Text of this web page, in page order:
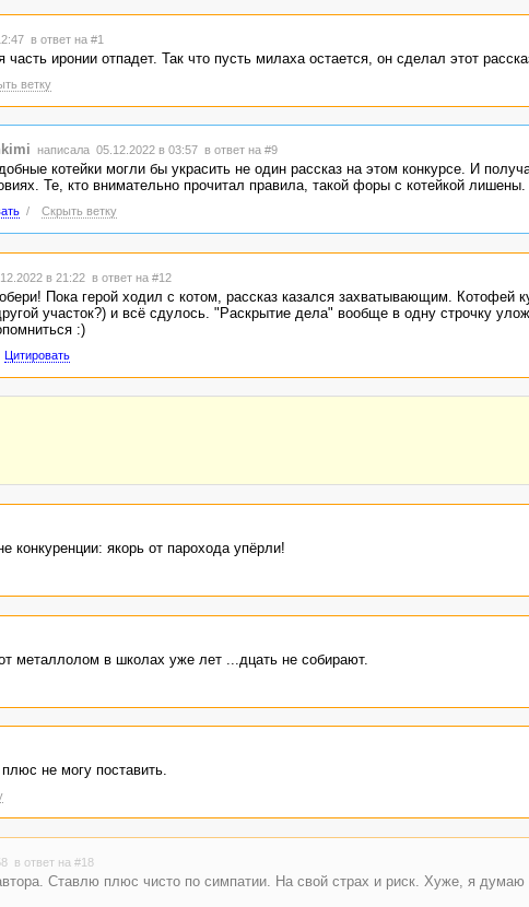
в ответ на #1
иронии отпадет. Так что пусть милаха остается, он сделал этот
ветку
написала 05.12.2022 в 03:57 в ответ на #9
котейки могли бы украсить не один рассказ на этом конкурсе. И
Те, кто внимательно прочитал правила, такой форы с котейкой лишены.
/ Скрыть ветку
в 21:22 в ответ на #12
Пока герой ходил с котом, рассказ казался захватывающим. Котофей
участок?) и всё сдулось. "Раскрытие дела" вообще в одну строчку
:)
Цитировать
конкуренции: якорь от парохода упёрли!
металлолом в школах уже лет ...дцать не собирают.
не могу поставить.
в ответ на #18
Ставлю плюс чисто по симпатии. На свой страх и риск. Хуже, я думаю